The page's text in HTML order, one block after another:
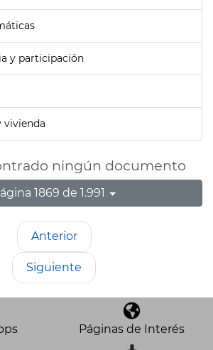
y participación
vivienda
ningún documento
1869 de 1.991
Anterior
Siguiente
Páginas de Interés